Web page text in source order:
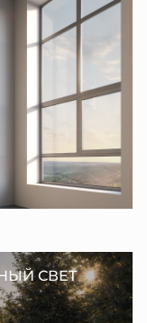
СВЕТ